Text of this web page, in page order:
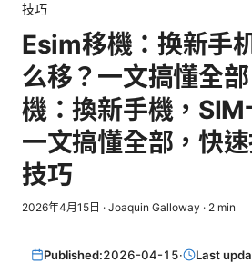
技巧
Esim移機：换新手
么移？一文搞懂全
機：換新手機，SIM
一文搞懂全部，快
技巧
2026年4月15日 · Joaquin Galloway · 2 min
Published:2026-04-15· Last